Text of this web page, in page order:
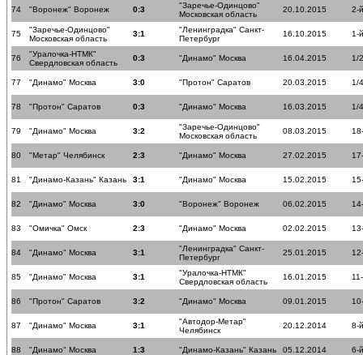
74 "Воронеж" Воронеж 0:3
"Заречье-Одинцово"
Московская область
20.10.2015 2-
75
"Заречье-Одинцово"
Московская область
3:1
"Ленинградка" Санкт-
Петербург
16.10.2015 1-
76
"Уралочка-НТМК"
Свердловская область
0:3 "Динамо" Москва 16.04.2015 1/
77 "Динамо" Москва 3:0 "Протон" Саратов 20.03.2015 1/
78 "Протон" Саратов 0:3 "Динамо" Москва 16.03.2015 1/
79 "Динамо" Москва 3:2
"Заречье-Одинцово"
Московская область
08.03.2015
80 "Метар" Челябинск 2:3 "Динамо" Москва 27.02.2015
81 "Динамо-Казань" Казань 3:1 "Динамо" Москва 15.02.2015
82 "Динамо" Москва 3:0 "Воронеж" Воронеж 06.02.2015
83 "Омичка" Омск 2:3 "Динамо" Москва 02.02.2015
84 "Динамо" Москва 3:1
"Ленинградка" Санкт-
Петербург
25.01.2015
85 "Динамо" Москва 3:1
"Уралочка-НТМК"
Свердловская область
16.01.2015
86 "Протон" Саратов 3:2 "Динамо" Москва 09.01.2015
87 "Динамо" Москва 3:1
"Автодор-Метар"
Челябинск
20.12.2014 8-
88 "Динамо" Москва 1:3 "Динамо-Казань" Казань 05.12.2014 6-